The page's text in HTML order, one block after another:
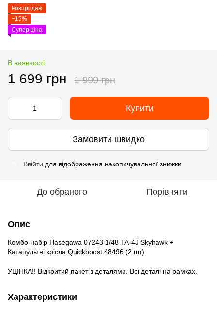
Розпродаж
−15%
Супер ціна
В наявності
1 699 грн 1 999 грн
Купити
Замовити швидко
Ввійти для відображення накопичувальної знижки
До обраного Порівняти
Опис
Комбо-набір Hasegawa 07243 1/48 TA-4J Skyhawk +
Катапультні крісла Quickboost 48496 (2 шт).
УЦІНКА!! Відкритий пакет з деталями. Всі деталі на рамках.
Характеристики